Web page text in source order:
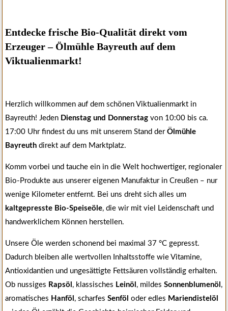
Entdecke frische Bio-Qualität direkt vom
Erzeuger – Ölmühle Bayreuth auf dem
Viktualienmarkt!
Herzlich willkommen auf dem schönen Viktualienmarkt in
Bayreuth! Jeden Dienstag und Donnerstag von 10:00 bis ca.
17:00 Uhr findest du uns mit unserem Stand der Ölmühle
Bayreuth direkt auf dem Marktplatz.
Komm vorbei und tauche ein in die Welt hochwertiger, regionaler
Bio-Produkte aus unserer eigenen Manufaktur in Creußen – nur
wenige Kilometer entfernt. Bei uns dreht sich alles um
kaltgepresste Bio-Speiseöle, die wir mit viel Leidenschaft und
handwerklichem Können herstellen.
Unsere Öle werden schonend bei maximal 37 °C gepresst.
Dadurch bleiben alle wertvollen Inhaltsstoffe wie Vitamine,
Antioxidantien und ungesättigte Fettsäuren vollständig erhalten.
Ob nussiges Rapsöl , klassisches Leinöl , mildes Sonnenblumenöl ,
aromatisches Hanföl , scharfes Senföl oder edles Mariendistelöl